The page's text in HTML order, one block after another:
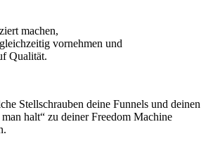
machen,
vornehmen und
Qualität.
Stellschrauben deine Funnels und deinen
halt“ zu deiner Freedom Machine